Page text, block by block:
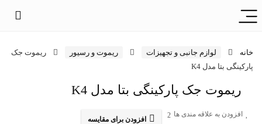
خانه لوازم جانبی و تجهیزات ریموت و رسیور
ریموت جک
پارکینگی بتا مدل K4
ریموت جک پارکینگی بتا مدل K4
افزودن به علاقه مندی ها 2 افزودن برای مقایسه